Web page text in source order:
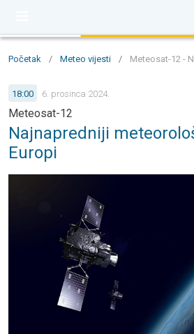
Početak / Meteo vijesti / Meteosat-12 -
18:00 6. prosinca 2024.
Meteosat-12
Najnapredniji
Europi